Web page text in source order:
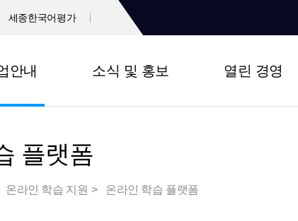
세종한국어평가
안내 소식 및 홍보 열린 경영
플랫폼
온라인 학습 지원 온라인 학습 플랫폼